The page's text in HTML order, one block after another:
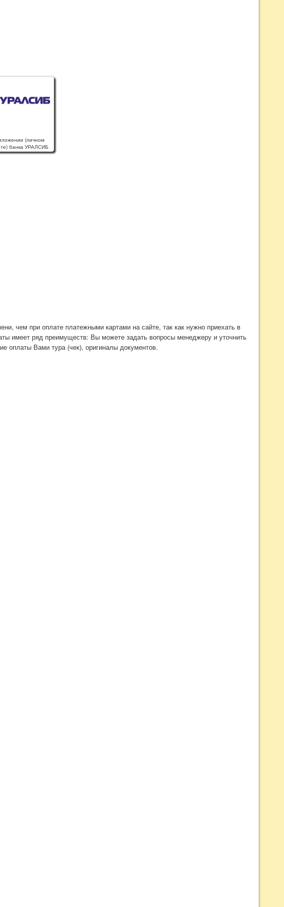
(личном
банка УРАЛСИБ
чем при оплате платежными картами на сайте, так как нужно приехать в
имеет ряд преимуществ: Вы можете задать вопросы менеджеру и уточнить
оплаты Вами тура (чек), оригиналы документов.